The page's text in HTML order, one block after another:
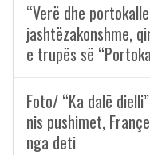
“Verë dhe
jashtëzakonshme,
e trupës së
Foto/ “Ka dalë
nis pushimet,
nga deti